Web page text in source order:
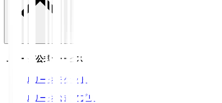
Ｊリーグ公式サービス
Ｊリーグチケット
Ｊリーグ公式アプリ